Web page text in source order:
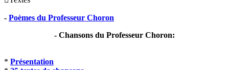
- Poèmes du Professeur Choron
- Chansons du Professeur Choron:
* Présentation